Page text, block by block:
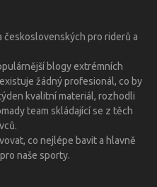
pro riderů a
blogy extrémních
žádný profesionál, co by
kvalitní materiál, rozhodli
team skládající se z těch
co nejlépe bavit a hlavně
naše sporty.